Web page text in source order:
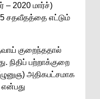
2020 மார்ச்)
5 சதவீதத்தை எட்டும்
குறைந்ததால்
நிதிப் பற்றாக்குறை
அதிகபட்சமாக